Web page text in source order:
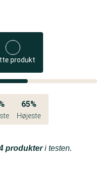
produkt
65%
Højeste
produkteri testen.